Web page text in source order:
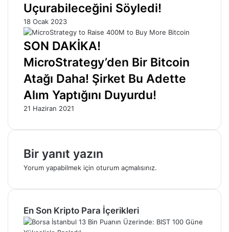
Uçurabileceğini Söyledi!
18 Ocak 2023
SON DAKİKA!
MicroStrategy’den Bir Bitcoin
Atağı Daha! Şirket Bu Adette
Alım Yaptığını Duyurdu!
21 Haziran 2021
Bir yanıt yazın
Yorum yapabilmek için oturum açmalısınız.
En Son Kripto Para İçerikleri